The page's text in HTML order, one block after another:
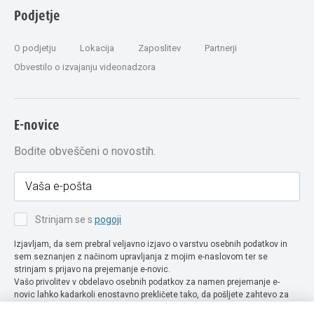
Podjetje
O podjetju Lokacija Zaposlitev
Partnerji
Obvestilo o izvajanju videonadzora
E-novice
Bodite obveščeni o novostih.
Strinjam se s pogoji
Izjavljam, da sem prebral veljavno izjavo o varstvu osebnih podatkov in
sem seznanjen z načinom upravljanja z mojim e-naslovom ter se
strinjam s prijavo na prejemanje e-novic.
Vašo privolitev v obdelavo osebnih podatkov za namen prejemanje e-
novic lahko kadarkoli enostavno prekličete tako, da pošljete zahtevo za